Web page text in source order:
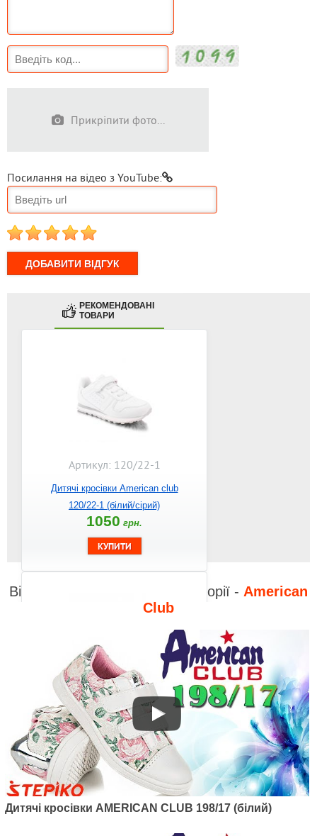
Прикріпити фото...
Посилання на відео з YouTube:
1 2 3 4 5
РЕКОМЕНДОВАНІ
ТОВАРИ
Артикул: 120/22-1
Дитячі кросівки American club
120/22-1 (білий/сірий)
1050 грн.
Артикул: 120/22
Дитячі кросівки American club
120/22 (білий/рожевий)
1050грн.
Відео до інших товарів з категорії - American
Club
Дитячі кросівки AMERICAN CLUB 198/17 (білий)